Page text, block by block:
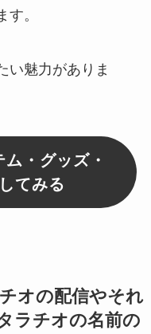
。
い魅力がありま
・グッズ・
てみる
オの配信やそれ
ラチオの名前の